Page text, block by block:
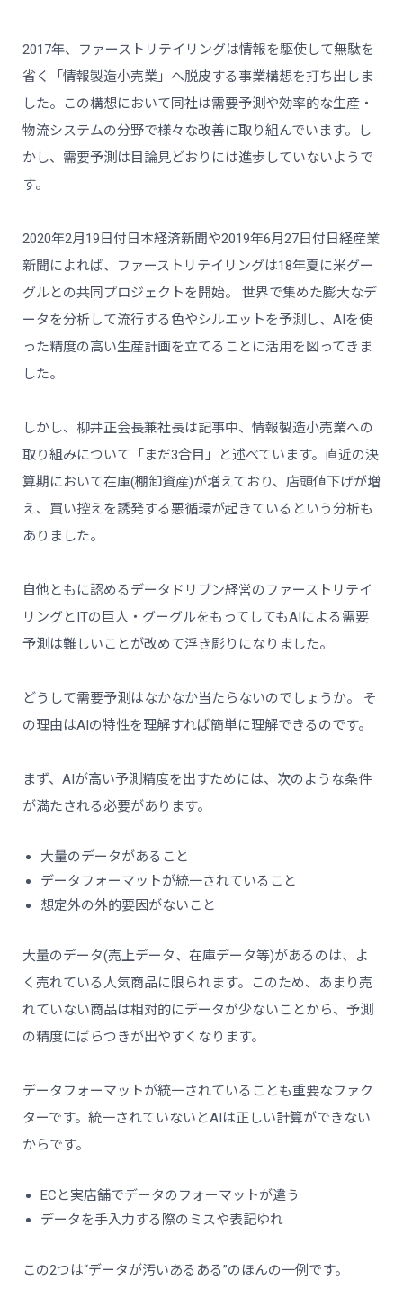
2017年、ファーストリテイリングは情報を駆使して無駄を
省く「情報製造小売業」へ脱皮する事業構想を打ち出しま
した。この構想において同社は需要予測や効率的な生産・
物流システムの分野で様々な改善に取り組んでいます。し
かし、需要予測は目論見どおりには進歩していないようで
す。
2020年2月19日付日本経済新聞や2019年6月27日付日経産業
新聞によれば、ファーストリテイリングは18年夏に米グー
グルとの共同プロジェクトを開始。 世界で集めた膨大なデ
ータを分析して流行する色やシルエットを予測し、AIを使
った精度の高い生産計画を立てることに活用を図ってきま
した。
しかし、柳井正会長兼社長は記事中、情報製造小売業への
取り組みについて「まだ3合目」と述べています。直近の決
算期において在庫(棚卸資産)が増えており、店頭値下げが増
え、買い控えを誘発する悪循環が起きているという分析も
ありました。
自他ともに認めるデータドリブン経営のファーストリテイ
リングとITの巨人・グーグルをもってしてもAIによる需要
予測は難しいことが改めて浮き彫りになりました。
どうして需要予測はなかなか当たらないのでしょうか。 そ
の理由はAIの特性を理解すれば簡単に理解できるのです。
まず、AIが高い予測精度を出すためには、次のような条件
が満たされる必要があります。
大量のデータがあること
データフォーマットが統一されていること
想定外の外的要因がないこと
大量のデータ(売上データ、在庫データ等)があるのは、よ
く売れている人気商品に限られます。このため、あまり売
れていない商品は相対的にデータが少ないことから、予測
の精度にばらつきが出やすくなります。
データフォーマットが統一されていることも重要なファク
ターです。統一されていないとAIは正しい計算ができない
からです。
ECと実店舗でデータのフォーマットが違う
データを手入力する際のミスや表記ゆれ
この2つは“データが汚いあるある”のほんの一例です。